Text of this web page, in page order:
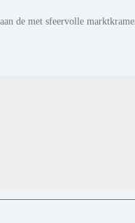
de met sfeervolle